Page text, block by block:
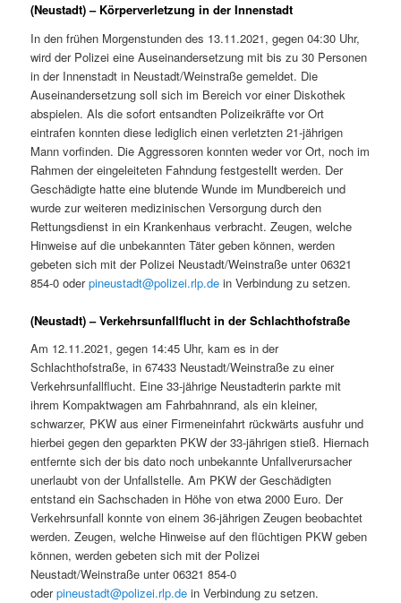
(Neustadt) – Körperverletzung in der Innenstadt
In den frühen Morgenstunden des 13.11.2021, gegen 04:30 Uhr,
wird der Polizei eine Auseinandersetzung mit bis zu 30 Personen
in der Innenstadt in Neustadt/Weinstraße gemeldet. Die
Auseinandersetzung soll sich im Bereich vor einer Diskothek
abspielen. Als die sofort entsandten Polizeikräfte vor Ort
eintrafen konnten diese lediglich einen verletzten 21-jährigen
Mann vorfinden. Die Aggressoren konnten weder vor Ort, noch im
Rahmen der eingeleiteten Fahndung festgestellt werden. Der
Geschädigte hatte eine blutende Wunde im Mundbereich und
wurde zur weiteren medizinischen Versorgung durch den
Rettungsdienst in ein Krankenhaus verbracht. Zeugen, welche
Hinweise auf die unbekannten Täter geben können, werden
gebeten sich mit der Polizei Neustadt/Weinstraße unter 06321
854-0 oderpineustadt@polizei.rlp.de in Verbindung zu setzen.
(Neustadt) – Verkehrsunfallflucht in der Schlachthofstraße
Am 12.11.2021, gegen 14:45 Uhr, kam es in der
Schlachthofstraße, in 67433 Neustadt/Weinstraße zu einer
Verkehrsunfallflucht. Eine 33-jährige Neustadterin parkte mit
ihrem Kompaktwagen am Fahrbahnrand, als ein kleiner,
schwarzer, PKW aus einer Firmeneinfahrt rückwärts ausfuhr und
hierbei gegen den geparkten PKW der 33-jährigen stieß. Hiernach
entfernte sich der bis dato noch unbekannte Unfallverursacher
unerlaubt von der Unfallstelle. Am PKW der Geschädigten
entstand ein Sachschaden in Höhe von etwa 2000 Euro. Der
Verkehrsunfall konnte von einem 36-jährigen Zeugen beobachtet
werden. Zeugen, welche Hinweise auf den flüchtigen PKW geben
können, werden gebeten sich mit der Polizei
Neustadt/Weinstraße unter 06321 854-0
oderpineustadt@polizei.rlp.de in Verbindung zu setzen.